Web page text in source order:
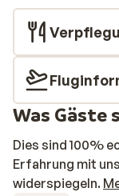
Was Gäste
Dies sind 100%
Erfahrung mit
widerspiegeln.